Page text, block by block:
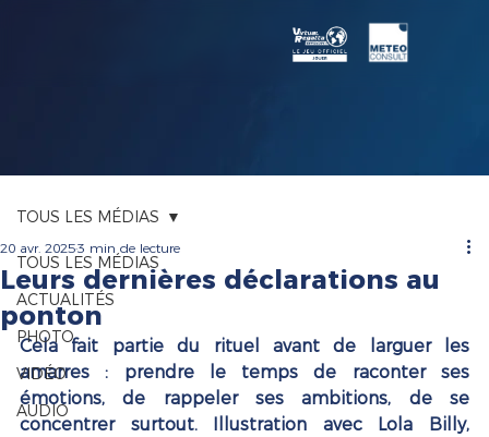
TOUS LES MÉDIAS
ACTUALITÉS
PHOTO
VIDÉO
AUDIO
TOUS LES MÉDIAS
Leurs dernières déclarations au
ponton
20 avr. 20253 min de lecture
Cela fait partie du rituel avant de larguer les
amarres : prendre le temps de raconter ses
émotions, de rappeler ses ambitions, de se
concentrer surtout. Illustration avec Lola Billy,